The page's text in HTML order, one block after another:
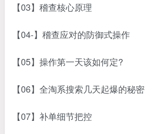
【03】稽查核心原理
【04-】稽查应对的防御式操作
【05】操作第一天该如何定?
【06】全淘系搜索几天起爆的秘密
【07】补单细节把控